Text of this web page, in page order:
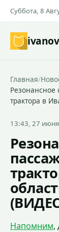
Суббота, 8
Главная/
Резонансное
трактора в
13:43, 27
Напомним,